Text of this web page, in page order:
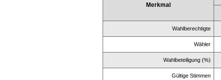
Merkmal
Wahlberechtigte
Wähler
Wahlbeteiligung (%)
Gültige Stimmen